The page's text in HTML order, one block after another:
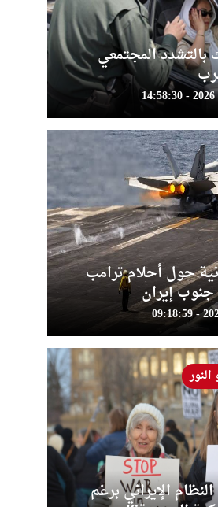
بالتشدد المجتمعي
حول أحلام ترامب
إيران
الإيراني برغم